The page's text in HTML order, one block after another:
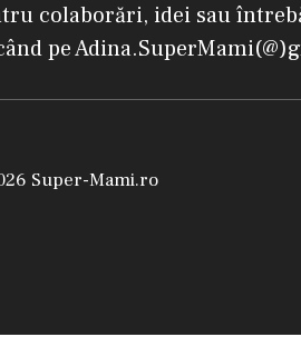
colaborări, idei sau
pe
Super-Mami.ro